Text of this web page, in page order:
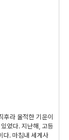
후라 울적한 기운이
었다. 지난해, 고등
다. 마침내 세계사